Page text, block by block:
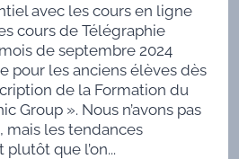
avec les cours en ligne
cours de Télégraphie
de septembre 2024
pour les anciens élèves dès
de la Formation du
Group ». Nous n’avons pas
mais les tendances
que l’on...